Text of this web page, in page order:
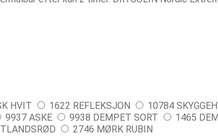
HVIT 1622 REFLEKSJON 10784
9937 ASKE 9938 DEMPET SORT 1465
2746 MØRK RUBIN